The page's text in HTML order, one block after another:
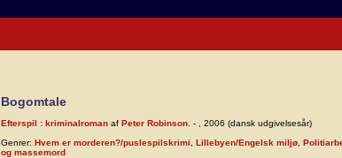
Bogomtale
Efterspil : kriminalroman af Peter Robinson . - , 2006 (dansk udgivelsesår)
Genrer: Hvem er morderen?/puslespilskrimi Lillebyen/Engelsk miljø
og massemord